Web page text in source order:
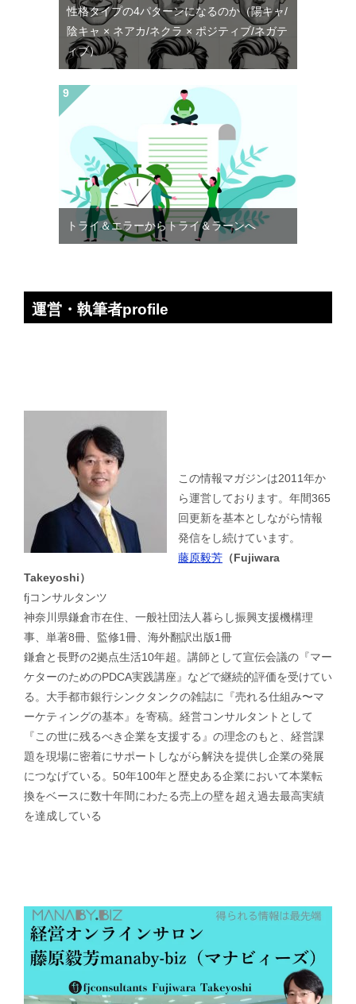
性格タイプの4パターンになるのか（陽キャ/
陰キャ × ネアカ/ネクラ × ポジティブ/ネガテ
ィブ）
トライ＆エラーからトライ＆ラーンへ
運営・執筆者profile
この情報マガジンは2011年か
ら運営しております。年間365
回更新を基本としながら情報
発信をし続けています。
藤原毅芳 （Fujiwara
Takeyoshi）
fjコンサルタンツ
神奈川県鎌倉市在住、一般社団法人暮らし振興支援機構理
事、単著8冊、監修1冊、海外翻訳出版1冊
鎌倉と長野の2拠点生活10年超。講師として宣伝会議の『マー
ケターのためのPDCA実践講座』などで継続的評価を受けてい
る。大手都市銀行シンクタンクの雑誌に『売れる仕組み〜マ
ーケティングの基本』を寄稿。経営コンサルタントとして
『この世に残るべき企業を支援する』の理念のもと、経営課
題を現場に密着にサポートしながら解決を提供し企業の発展
につなげている。50年100年と歴史ある企業において本業転
換をベースに数十年間にわたる売上の壁を超え過去最高実績
を達成している